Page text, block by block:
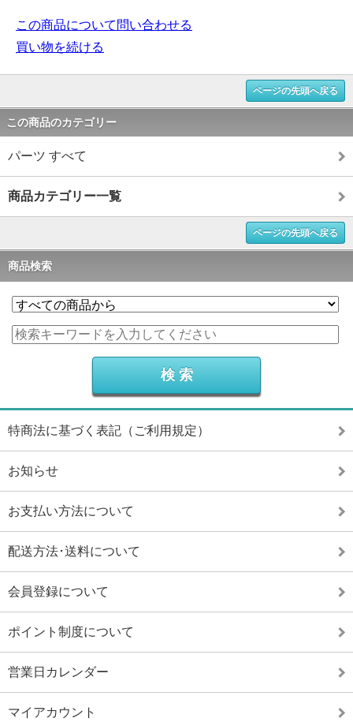
この商品について問い合わせる
買い物を続ける
ページの先頭へ戻る
この商品のカテゴリー
パーツ すべて
商品カテゴリー一覧
ページの先頭へ戻る
商品検索
特商法に基づく表記（ご利用規定）
お知らせ
お支払い方法について
配送方法･送料について
会員登録について
ポイント制度について
営業日カレンダー
マイアカウント